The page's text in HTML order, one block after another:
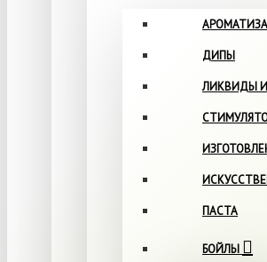
ДИПЫ
ЛИКВИДЫ
ПАСТА
БОЙЛЫ